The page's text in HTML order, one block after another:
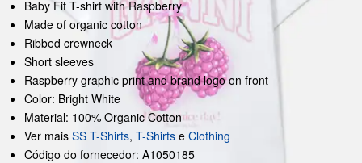
Baby Fit T-shirt with Raspberry
Made of organic cotton
Ribbed crewneck
Short sleeves
Raspberry graphic print and brand logo on front
Color: Bright White
Material: 100% Organic Cotton
Ver mais SS T-Shirts, T-Shirts e Clothing
Código do fornecedor: A1050185